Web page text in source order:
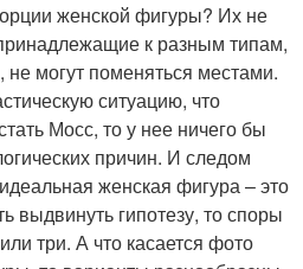
женской фигуры? Их не
к разным типам,
могут поменяться местами.
ситуацию, что
Мосс, то у нее ничего бы
причин. И следом
женская фигура – это
выдвинуть гипотезу, то споры
три. А что касается фото